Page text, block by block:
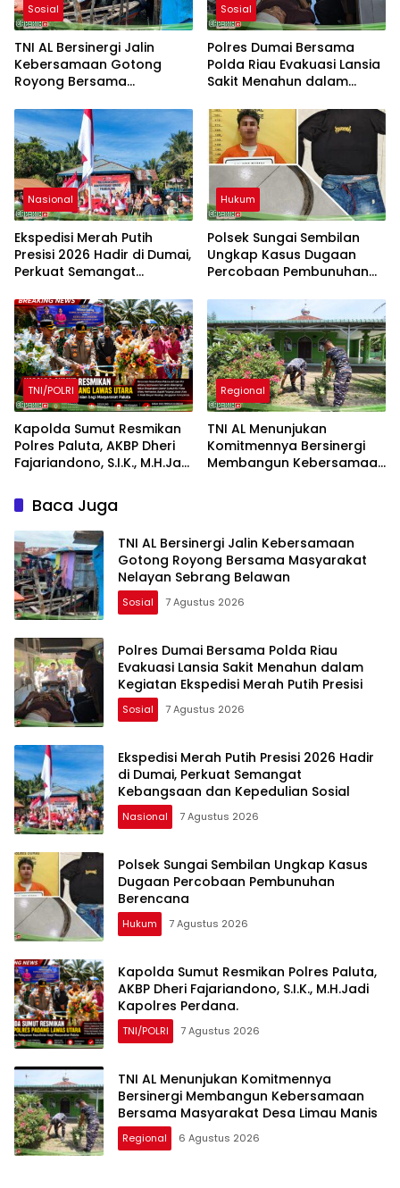
Sosial
TNI AL Bersinergi Jalin
Kebersamaan Gotong
Royong Bersama
Sebrang Belawan
Sosial
Polres Dumai Bersama
Polda Riau Evakuasi Lansia
Sakit Menahun dalam
Putih Presisi
Nasional
Ekspedisi Merah Putih
Presisi 2026 Hadir di Dumai,
Perkuat Semangat
Kepedulian Sosial
Hukum
Polsek Sungai Sembilan
Ungkap Kasus Dugaan
Percobaan Pembunuhan
TNI/POLRI
Kapolda Sumut Resmikan
Polres Paluta, AKBP Dheri
Fajariandono, S.I.K., M.H.Jadi
Regional
TNI AL Menunjukan
Komitmennya Bersinergi
Membangun Kebersamaan
Baca Juga
TNI AL Bersinergi Jalin Kebersamaan
Gotong Royong Bersama Masyarakat
Nelayan Sebrang Belawan
Sosial 7 Agustus 2026
Polres Dumai Bersama Polda Riau
Evakuasi Lansia Sakit Menahun dalam
Kegiatan Ekspedisi Merah Putih Presisi
Sosial 7 Agustus 2026
Ekspedisi Merah Putih Presisi 2026 Hadir
di Dumai, Perkuat Semangat
Kebangsaan dan Kepedulian Sosial
Nasional 7 Agustus 2026
Polsek Sungai Sembilan Ungkap Kasus
Dugaan Percobaan Pembunuhan
Berencana
Hukum 7 Agustus 2026
Kapolda Sumut Resmikan Polres Paluta,
AKBP Dheri Fajariandono, S.I.K., M.H.Jadi
Kapolres Perdana.
TNI/POLRI 7 Agustus 2026
TNI AL Menunjukan Komitmennya
Bersinergi Membangun Kebersamaan
Bersama Masyarakat Desa Limau Manis
Regional 6 Agustus 2026